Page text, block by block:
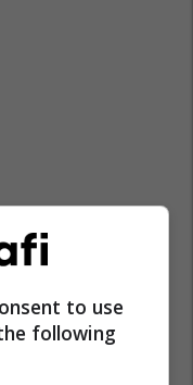
to use
following